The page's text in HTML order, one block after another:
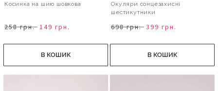
Косинка на шию шовкова
258 грн. 149 грн.
В КОШИК
Окуляри сонцезахисні
шестикутники
698 грн. 399 грн.
В КОШИК